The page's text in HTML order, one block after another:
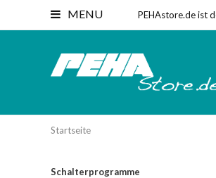
MENU PEHAstore.de ist
Startseite
Schalterprogramme